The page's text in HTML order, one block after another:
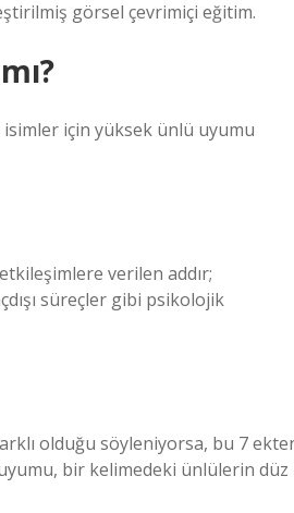
görsel çevrimiçi eğitim.
isimler için yüksek ünlü uyumu
verilen addır;
süreçler gibi psikolojik
olduğu söyleniyorsa, bu 7
bir kelimedeki ünlülerin düz